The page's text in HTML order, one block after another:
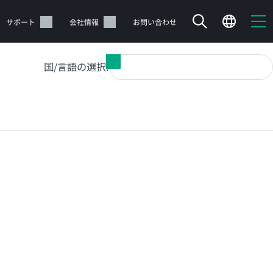
サポート 会社情報 お問い合わせ
国/言語の選択: